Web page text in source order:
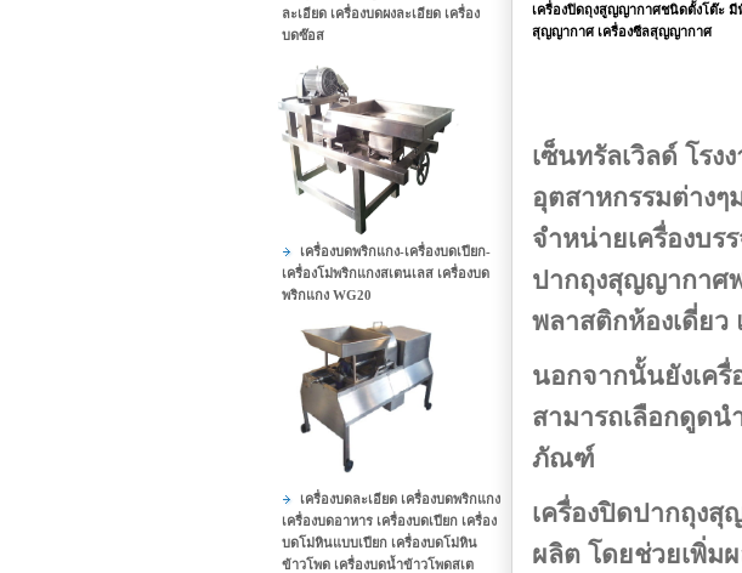
ละเอียด เครื่องบดผงละเอียด เครื่อง
บดซ๊อส
เครื่องบดพริกแกง-เครื่องบดเปียก-
เครื่องโม่พริกแกงสเตนเลส เครื่องบด
พริกแกง WG20
เครื่องบดละเอียด เครื่องบดพริกแกง
เครื่องบดอาหาร เครื่องบดเปียก เครื่อง
บดโม่หินแบบเปียก เครื่องบดโม่หิน
ข้าวโพด เครื่องบดน้ำข้าวโพดสเต
เครื่องปิดถุงสูญญากาศชนิดตั้งโต๊ะ มี
สุญญากาศ เครื่องซีลสุญญากาศ
เซ็นทรัลเวิลด์ โรง
อุตสาหกรรมต่างๆ
จำหน่ายเครื่องบ
ปากถุงสุญญากาศ
พลาสติกห้องเดี่ยว
นอกจากนั้นยังเค
สามารถเลือกดูดน
ภัณฑ์
เครื่องปิดปากถุง
ผลิต โดยช่วยเพิ่ม